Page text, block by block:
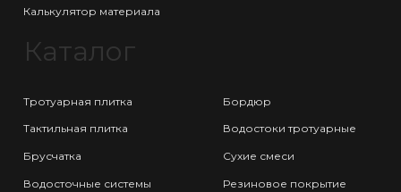
Калькулятор материала
Каталог
Тротуарная плитка
Тактильная плитка
Брусчатка
Водосточные системы
Бордюр
Водостоки тротуарные
Сухие смеси
Резиновое покрытие